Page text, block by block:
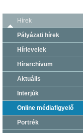
Hírek
Pályázati hírek
Hírlevelek
Hírarchívum
Aktuális
Interjúk
Online médiafigyelő
Portrék